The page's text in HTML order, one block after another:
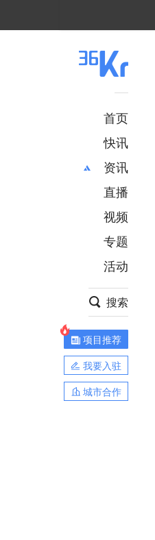
首页
快讯
资讯
推荐
财经
项目推荐
安徽
直播
视频
专题
活动
搜索
项目推荐
我要入驻
城市合作